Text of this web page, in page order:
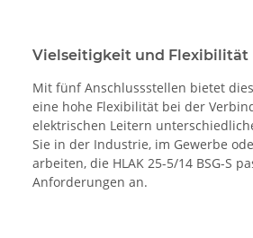
Vielseitigkeit und Flexibilität
Mit fünf Anschlussstellen bietet
eine hohe Flexibilität bei der
elektrischen Leitern
Sie in der Industrie, im Gewerbe
arbeiten, die HLAK 25-5/14 BSG-S
Anforderungen an.